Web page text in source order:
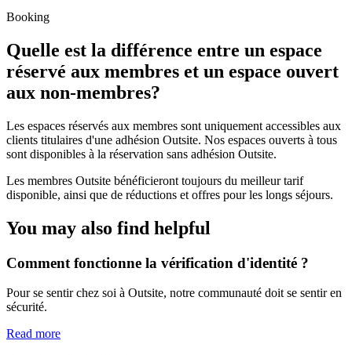
Booking
Quelle est la différence entre un espace
réservé aux membres et un espace ouvert
aux non-membres?
Les espaces réservés aux membres sont uniquement accessibles aux
clients titulaires d'une adhésion Outsite. Nos espaces ouverts à tous
sont disponibles à la réservation sans adhésion Outsite.
Les membres Outsite bénéficieront toujours du meilleur tarif
disponible, ainsi que de réductions et offres pour les longs séjours.
You may also find helpful
Comment fonctionne la vérification d'identité ?
Pour se sentir chez soi à Outsite, notre communauté doit se sentir en
sécurité.
Read more